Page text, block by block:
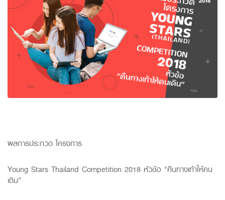
ผลการประกวด โครงการ
Young Stars Thailand Competition 2018 หัวข้อ “คืนทางเท้าให้คน
เดิน”